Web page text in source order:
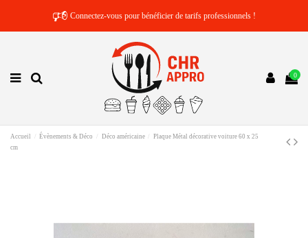
🕫 Connectez-vous pour bénéficier de tarifs professionnels !
0
Accueil Évènements & Déco Déco américaine
Plaque Métal décorative voiture 60 x 25
cm